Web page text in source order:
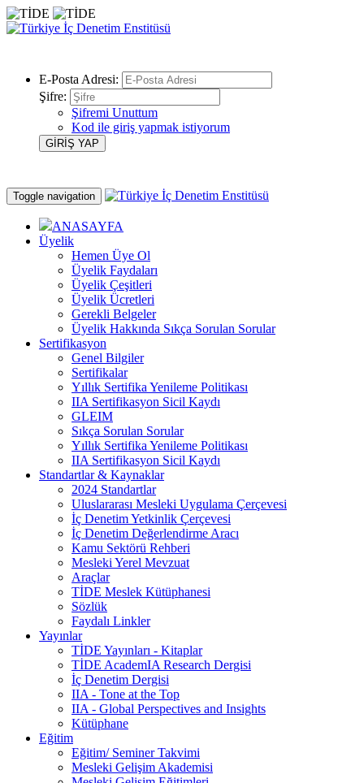
E-Posta Adresi:
Şifre:
Şifremi Unuttum
Kod ile giriş yapmak istiyorum
Toggle navigation
ANASAYFA
Üyelik
Hemen Üye Ol
Üyelik Faydaları
Üyelik Çeşitleri
Üyelik Ücretleri
Gerekli Belgeler
Üyelik Hakkında Sıkça Sorulan Sorular
Sertifikasyon
Genel Bilgiler
Sertifikalar
Yıllık Sertifika Yenileme Politikası
IIA Sertifikasyon Sicil Kaydı
GLEIM
Sıkça Sorulan Sorular
Yıllık Sertifika Yenileme Politikası
IIA Sertifikasyon Sicil Kaydı
Standartlar & Kaynaklar
2024 Standartlar
Uluslararası Mesleki Uygulama Çerçevesi
İç Denetim Yetkinlik Çerçevesi
İç Denetim Değerlendirme Aracı
Kamu Sektörü Rehberi
Mesleki Yerel Mevzuat
Araçlar
TİDE Meslek Kütüphanesi
Sözlük
Faydalı Linkler
Yayınlar
TİDE Yayınları - Kitaplar
TİDE AcademIA Research Dergisi
İç Denetim Dergisi
IIA - Tone at the Top
IIA - Global Perspectives and Insights
Kütüphane
Eğitim
Eğitim/ Seminer Takvimi
Mesleki Gelişim Akademisi